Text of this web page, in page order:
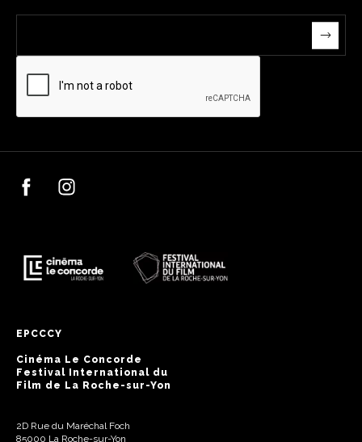
EPCCCY
Cinéma Le Concorde
Festival International du
Film de La Roche-sur-Yon
2D Rue du Maréchal Foch
85000 La Roche-sur-Yon